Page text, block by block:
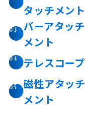
タッチメント
03
バーアタッチ
メント
04 テレスコープ
05
磁性アタッチ
メント